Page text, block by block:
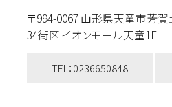
〒994-0067 山形県天童市芳
34街区 イオンモール天童1F
TEL：0236650848